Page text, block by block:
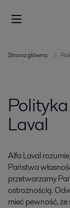
Strona główna
Laval
Alfa Laval
Państwa
przetwarzamy
ostrożnością.
mieć pewność,